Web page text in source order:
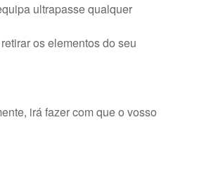
ultrapasse qualquer
os elementos do seu
irá fazer com que o vosso